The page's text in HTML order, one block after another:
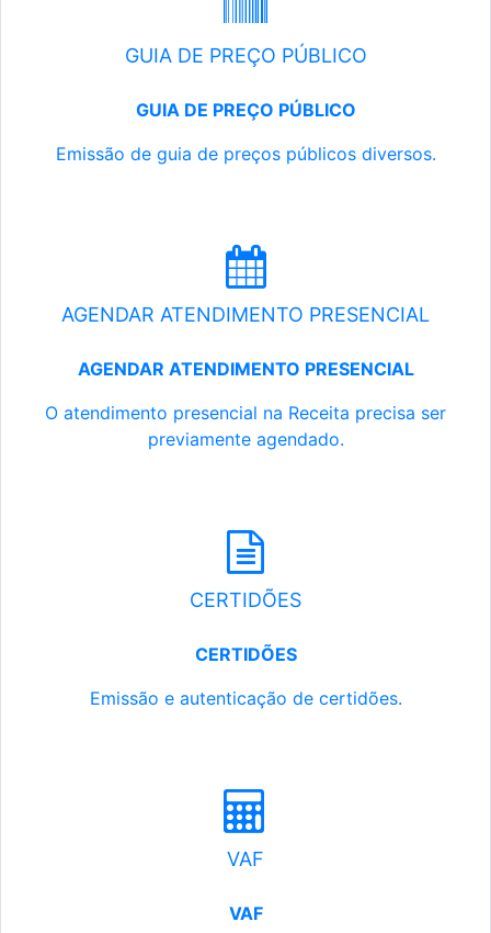
GUIA DE PREÇO PÚBLICO
GUIA DE PREÇO PÚBLICO
Emissão de guia de preços públicos diversos.
AGENDAR ATENDIMENTO PRESENCIAL
AGENDAR ATENDIMENTO PRESENCIAL
O atendimento presencial na Receita precisa ser
previamente agendado.
CERTIDÕES
CERTIDÕES
Emissão e autenticação de certidões.
VAF
VAF